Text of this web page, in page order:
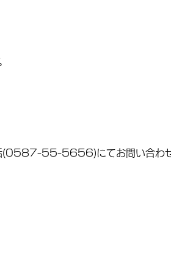
話(0587-55-5656)にてお問い合わ